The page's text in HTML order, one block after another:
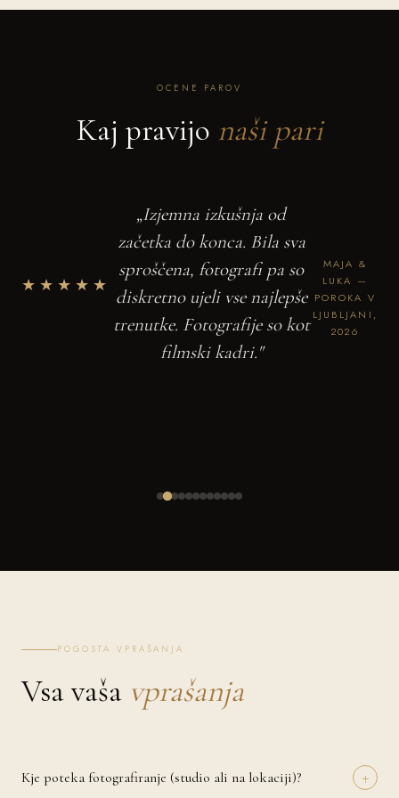
OCENE PAROV
Kaj pravijo naši pari
★★★★★
„Izjemna izkušnja od
začetka do konca. Bila sva
sproščena, fotografi pa so
diskretno ujeli vse najlepše
trenutke. Fotografije so kot
filmski kadri."
MAJA &
LUKA —
POROKA V
LJUBLJANI,
2026
POGOSTA VPRAŠANJA
Vsa vaša vprašanja
Kje poteka fotografiranje (studio ali na lokaciji)? +